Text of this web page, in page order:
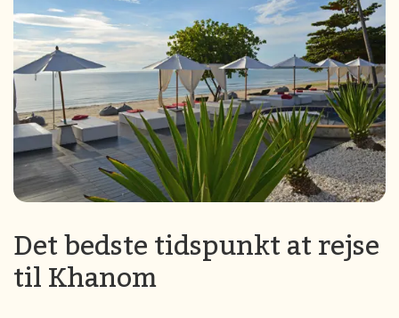
Det bedste tidspunkt at rejse
til Khanom